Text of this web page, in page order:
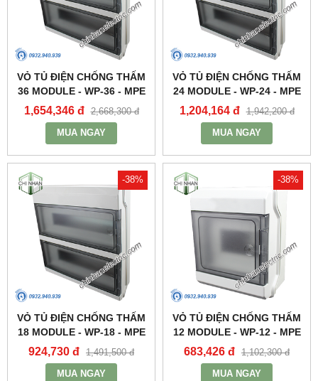
VỎ TỦ ĐIỆN CHỐNG THẤM
36 MODULE - WP-36 - MPE
1,654,346 đ 2,668,300 đ
MUA NGAY
VỎ TỦ ĐIỆN CHỐNG THẤM
24 MODULE - WP-24 - MPE
1,204,164 đ 1,942,200 đ
MUA NGAY
-38%
VỎ TỦ ĐIỆN CHỐNG THẤM
18 MODULE - WP-18 - MPE
924,730 đ 1,491,500 đ
MUA NGAY
-38%
VỎ TỦ ĐIỆN CHỐNG THẤM
12 MODULE - WP-12 - MPE
683,426 đ 1,102,300 đ
MUA NGAY